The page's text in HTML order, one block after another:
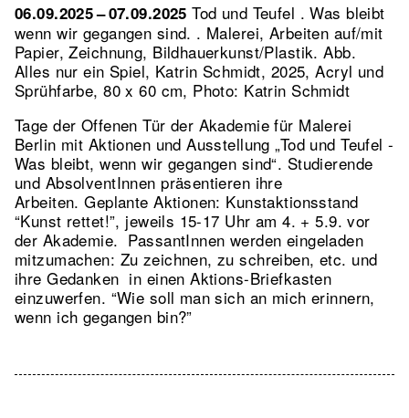
06.09.2025 – 07.09.2025Tod und Teufel . Was bleibt
wenn wir gegangen sind. . Malerei, Arbeiten auf/mit
Papier, Zeichnung, Bildhauerkunst/Plastik.Abb.
Alles nur ein Spiel, Katrin Schmidt, 2025, Acryl und
Sprühfarbe, 80 x 60 cm, Photo: Katrin Schmidt
Tage der Offenen Tür der Akademie für Malerei
Berlin mit Aktionen und Ausstellung „Tod und Teufel -
Was bleibt, wenn wir gegangen sind“. Studierende
und AbsolventInnen präsentieren ihre
Arbeiten. Geplante Aktionen: Kunstaktionsstand
“Kunst rettet!”, jeweils 15-17 Uhr am 4. + 5.9. vor
der Akademie. PassantInnen werden eingeladen
mitzumachen: Zu zeichnen, zu schreiben, etc. und
ihre Gedanken in einen Aktions-Briefkasten
einzuwerfen. “Wie soll man sich an mich erinnern,
wenn ich gegangen bin?”